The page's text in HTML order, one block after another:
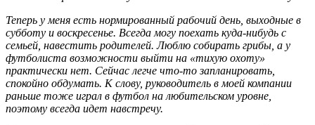
Теперь у меня есть нормированный рабочий день, выходные в
субботу и воскресенье. Всегда могу поехать куда-нибудь с
семьей, навестить родителей. Люблю собирать грибы, а у
футболиста возможности выйти на «тихую охоту»
практически нет. Сейчас легче что-то запланировать,
спокойно обдумать. К слову, руководитель в моей компании
раньше тоже играл в футбол на любительском уровне,
поэтому всегда идет навстречу.